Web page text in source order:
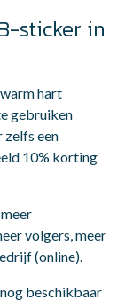
sticker in
hart
gebruiken
zelfs een
10% korting
volgers, meer
(online).
beschikbaar